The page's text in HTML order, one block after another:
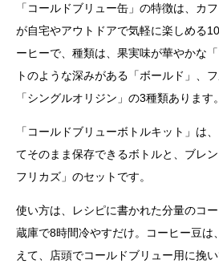
「コールドブリュー缶」の特徴は、カ
が自宅やアウトドアで気軽に楽しめる
ーヒーで、種類は、果実味が華やかな
トのような深みがある「ボールド」、
「シングルオリジン」の3種類あります。
「コールドブリューボトルキット」は
てそのまま保存できるボトルと、ブレ
フリカズ」のセットです。
使い方は、レシピに書かれた分量のコ
蔵庫で8時間冷やすだけ。コーヒー豆は
えて、店頭でコールドブリュー用に挽